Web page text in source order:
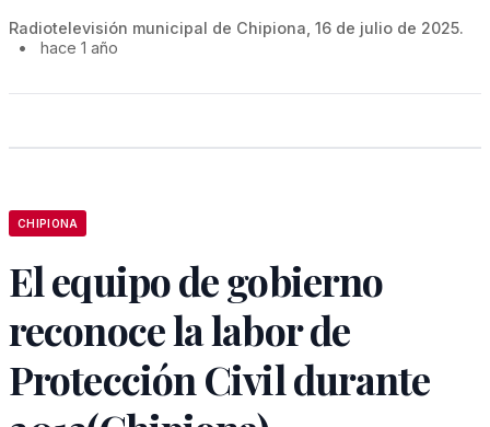
Radiotelevisión municipal de Chipiona, 16 de julio de 2025.
•
hace 1 año
CHIPIONA
El equipo de gobierno
reconoce la labor de
Protección Civil durante